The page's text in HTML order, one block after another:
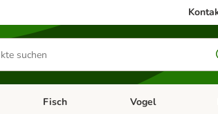
öffnen: Hundefutter & Zubehör
Kategorie-Menü öffnen: Kleintier
Fisch Kategorie-Menü
Vogel